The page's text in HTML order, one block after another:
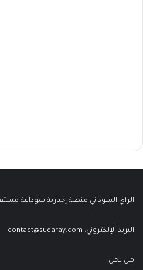
الراي السوداني منصة إخبارية سودانية
البريد الإلكتروني: contact@sudaray.com
من نحن